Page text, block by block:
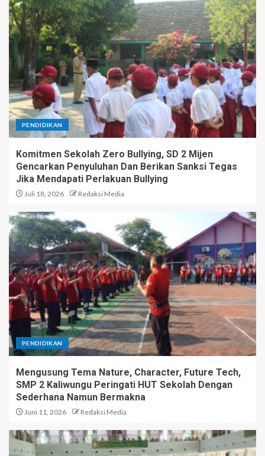
PENDIDIKAN
Komitmen Sekolah Zero Bullying, SD 2 Mijen
Gencarkan Penyuluhan Dan Berikan Sanksi Tegas
Jika Mendapati Perlakuan Bullying
Juli 18, 2026 Redaksi Media
PENDIDIKAN
Mengusung Tema Nature, Character, Future Tech,
SMP 2 Kaliwungu Peringati HUT Sekolah Dengan
Sederhana Namun Bermakna
Juni 11, 2026 Redaksi Media